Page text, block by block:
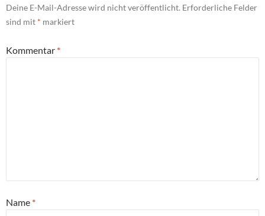
Deine E-Mail-Adresse wird nicht veröffentlicht. Erforderliche Felder
sind mit * markiert
Kommentar *
Name *